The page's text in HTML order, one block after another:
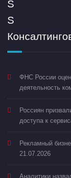
ФНС России
деятельность
Россиян
доступа к
Рекламный
21.07.2026
Аналитики